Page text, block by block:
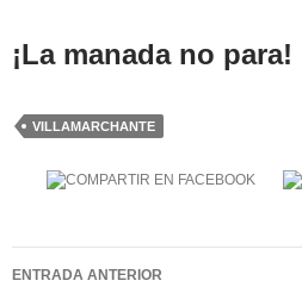
¡La manada no para!
VILLAMARCHANTE
Navegación
ENTRADA ANTERIOR